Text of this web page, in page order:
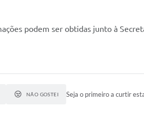
podem ser obtidas junto à
NÃO GOSTEI Seja o primeiro a curtir